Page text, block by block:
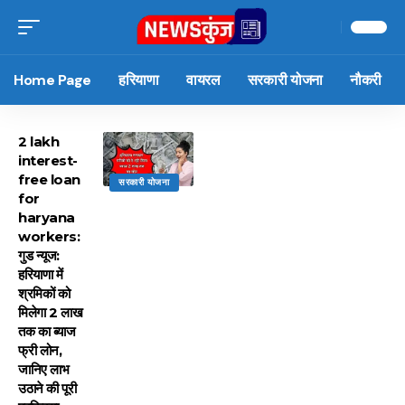
Home Page हरियाणा वायरल सरकारी योजना नौकरी
सरकारी योजना
2 lakh
interest-
free loan
for
haryana
workers:
गुड न्यूज:
हरियाणा में
श्रमिकों को
मिलेगा 2 लाख
तक का ब्याज
फ्री लोन,
जानिए लाभ
उठाने की पूरी